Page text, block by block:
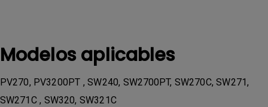
Modelos aplicables
PV270, PV3200PT , SW240, SW2700PT, SW270C, SW271,
SW271C , SW320, SW321C